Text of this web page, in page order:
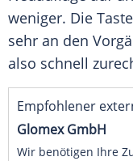
weniger. Die
sehr an den
also schnell
Empfohlener
Glomex GmbH
Wir benötigen Ihre